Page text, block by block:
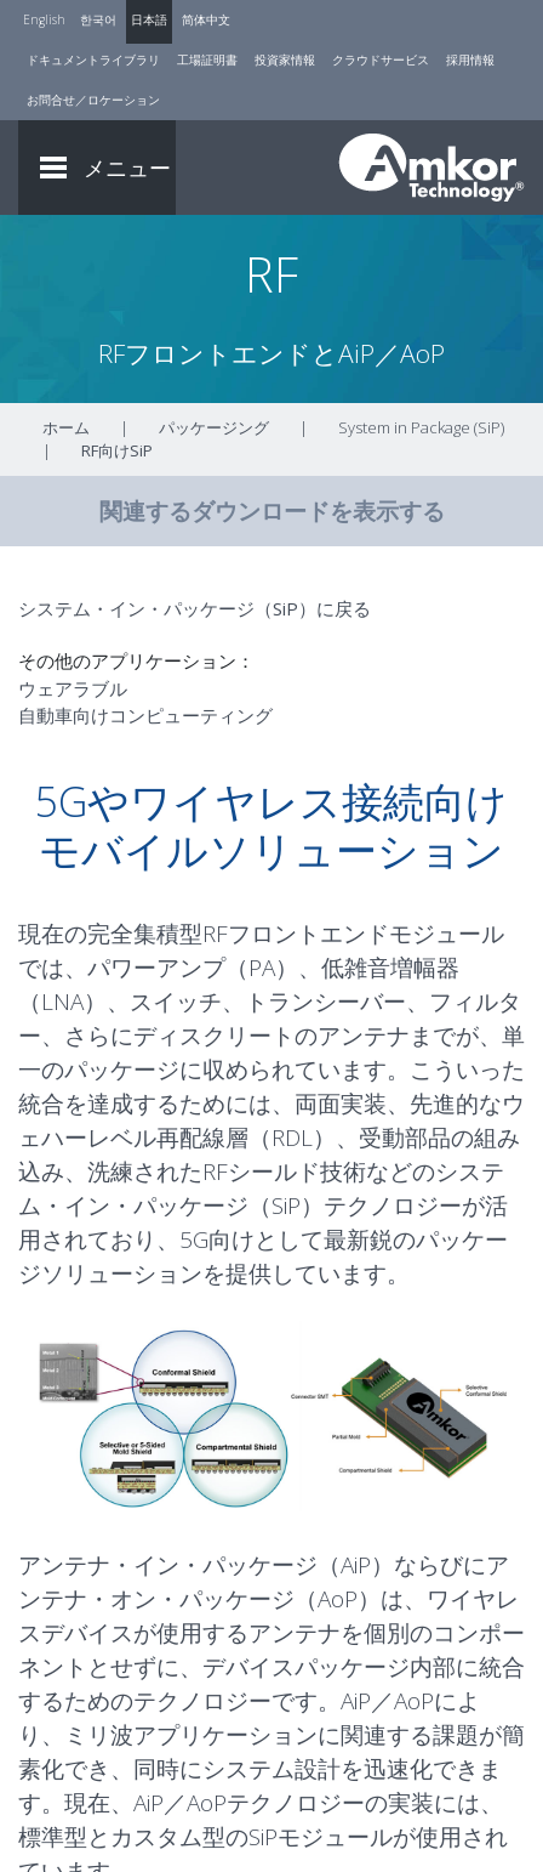
English 한국어 日本語 简体中文
ドキュメントライブラリ 工場証明書 投資家情報 クラウドサービス 採用情報
お問合せ／ロケーション
メニュー
RF
RFフロントエンドとAiP／AoP
ホーム | パッケージング |
System in Package (SiP)
|
RF向けSiP
関連するダウンロードを表示する
システム・イン・パッケージ（SiP）に戻る
その他のアプリケーション：
ウェアラブル
自動車向けコンピューティング
5Gやワイヤレス接続向け
モバイルソリューション
現在の完全集積型RFフロントエンドモジュール
では、パワーアンプ（PA）、低雑音増幅器
（LNA）、スイッチ、トランシーバー、フィルタ
ー、さらにディスクリートのアンテナまでが、単
一のパッケージに収められています。こういった
統合を達成するためには、両面実装、先進的なウ
ェハーレベル再配線層（RDL）、受動部品の組み
込み、洗練されたRFシールド技術などのシステ
ム・イン・パッケージ（SiP）テクノロジーが活
用されており、5G向けとして最新鋭のパッケー
ジソリューションを提供しています。
アンテナ・イン・パッケージ（AiP）ならびにア
ンテナ・オン・パッケージ（AoP）は、ワイヤレ
スデバイスが使用するアンテナを個別のコンポー
ネントとせずに、デバイスパッケージ内部に統合
するためのテクノロジーです。AiP／AoPによ
り、ミリ波アプリケーションに関連する課題が簡
素化でき、同時にシステム設計を迅速化できま
す。現在、AiP／AoPテクノロジーの実装には、
標準型とカスタム型のSiPモジュールが使用され
AiP/AoP
RFフロントエンド
（RFFE）